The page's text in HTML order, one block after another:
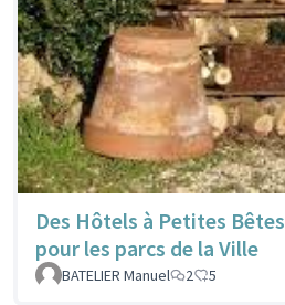
Des Hôtels à Petites Bêtes
pour les parcs de la Ville
BATELIER Manuel
2 5